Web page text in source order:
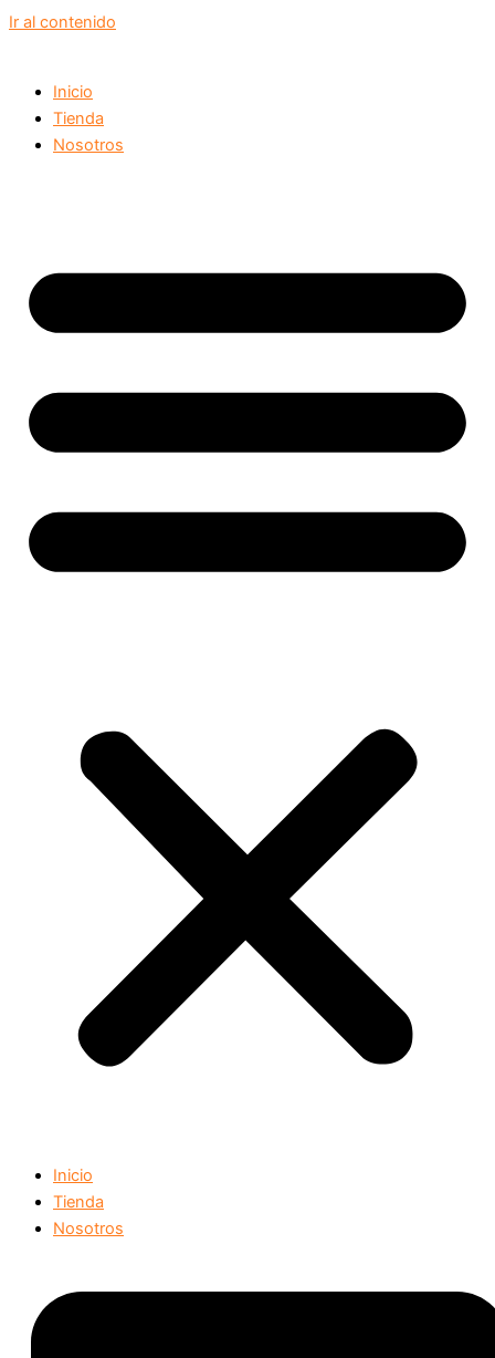
Ir al contenido
Inicio
Tienda
Nosotros
Inicio
Tienda
Nosotros